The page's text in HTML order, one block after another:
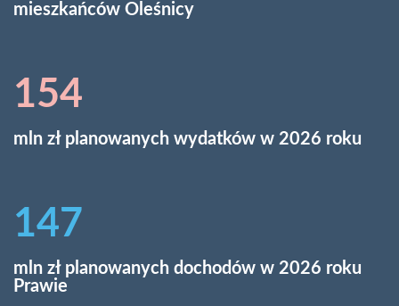
mieszkańców Oleśnicy
226
mln zł planowanych wydatków w 2026 roku
217
mln zł planowanych dochodów w 2026 roku
Prawie